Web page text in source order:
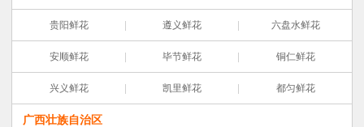
贵阳鲜花 遵义鲜花 六盘水鲜花
安顺鲜花 毕节鲜花 铜仁鲜花
兴义鲜花 凯里鲜花 都匀鲜花
广西壮族自治区